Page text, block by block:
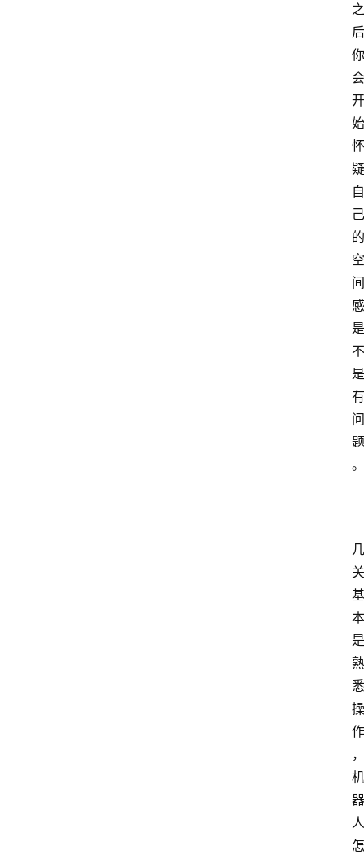
之
后
你
会
开
始
怀
疑
自
己
的
空
间
感
是
不
是
有
问
题
。
几
关
基
本
是
熟
悉
操
作
，
机
器
人
怎